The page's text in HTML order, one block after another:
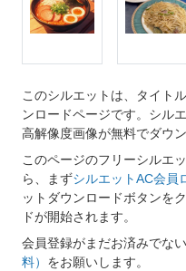
このシルエットは、タイト
ンロードページです。シル
高解像度画像が無料でダウ
このページのフリーシルエ
ら、まずシルエットAC会員
ットダウンロードボタンを
ドが開始されます。
会員登録がまだお済みでない
料） をお願いします。